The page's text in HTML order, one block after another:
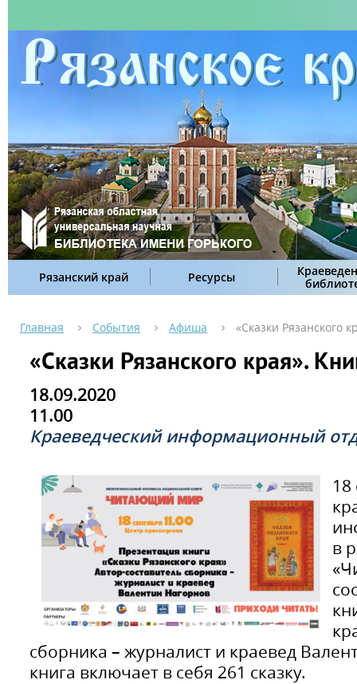
Рязанский край Ресурсы
Главная События Афиша «Сказки Рязанского
«Сказки Рязанского края».
18.09.2020
11.00
Краеведческий информационный
18
в
сборника – журналист и краевед
книга включает в себя 261 сказку.